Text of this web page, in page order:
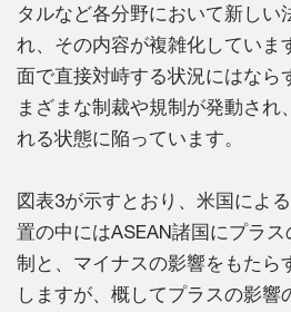
タルなど各分野において新しい
れ、その内容が複雑化していま
面で直接対峙する状況にはなら
まざまな制裁や規制が発動され
れる状態に陥っています。
図表3が示すとおり、米国によ
置の中にはASEAN諸国にプラ
制と、マイナスの影響をもたら
しますが、概してプラスの影響